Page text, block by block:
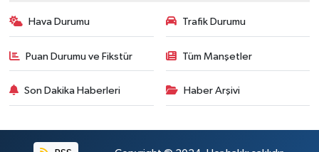
Hava Durumu Trafik Durumu
Puan Durumu ve Fikstür Tüm Manşetler
Son Dakika Haberleri Haber Arşivi